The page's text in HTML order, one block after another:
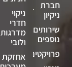
חברת
ניקיון
שירותים
נוספים
פרויקטים
ניקוי
חדרי
מדרגות
ולובי
אחזקת